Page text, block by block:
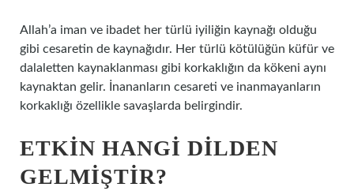
Allah’a iman ve ibadet her türlü iyiliğin kaynağı olduğu
gibi cesaretin de kaynağıdır. Her türlü kötülüğün küfür ve
dalaletten kaynaklanması gibi korkaklığın da kökeni aynı
kaynaktan gelir. İnananların cesareti ve inanmayanların
korkaklığı özellikle savaşlarda belirgindir.
ETKIN HANGI DILDEN
GELMIŞTIR?